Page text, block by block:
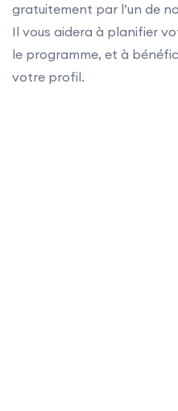
gratuitement par l’un de
Il vous aidera à planifier
le programme, et à
votre profil.